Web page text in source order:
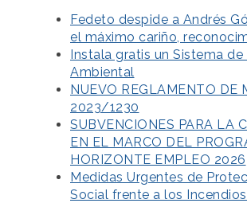
Fedeto despide a Andrés
el máximo cariño,
Instala gratis un Sistema de
Ambiental
NUEVO REGLAMENTO DE
2023/1230
SUBVENCIONES PARA LA
EN EL MARCO DEL
HORIZONTE EMPLEO 2026
Medidas Urgentes de
Social frente a los